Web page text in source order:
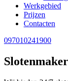
Werkgebied
Prijzen
Contacten
097010241900